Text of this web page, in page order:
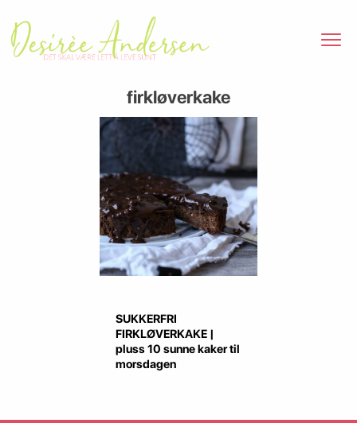
firkløverkake
SUKKERFRI
FIRKLØVERKAKE |
pluss 10 sunne kaker til
morsdagen